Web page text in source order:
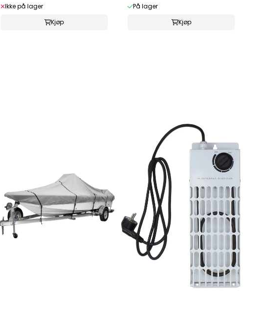
Ikke på lager
Kjøp
På lager
Kjøp